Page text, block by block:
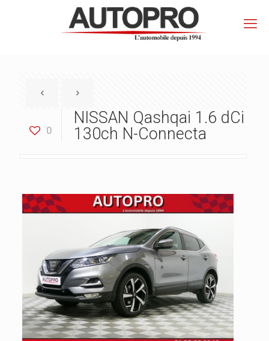
0
NISSAN Qashqai 1.6 dCi
130ch N-Connecta